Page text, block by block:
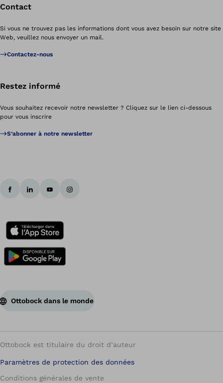
Contact
Si vous ne trouvez pas les informations dont vous avez besoin sur notre site
Web, veuillez nous envoyer un mail.
Contactez-nous
Restez informé
Vous souhaitez recevoir notre newsletter ? Cliquez sur le lien ci-dessous
pour vous inscrire
S’abonner à notre newsletter
Ottobock dans le monde
Ottobock est titulaire du droit d’auteur
Paramètres de protection des données
Conditions générales de vente